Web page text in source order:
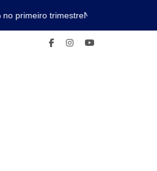
primeiro trimestreNova linha de metro